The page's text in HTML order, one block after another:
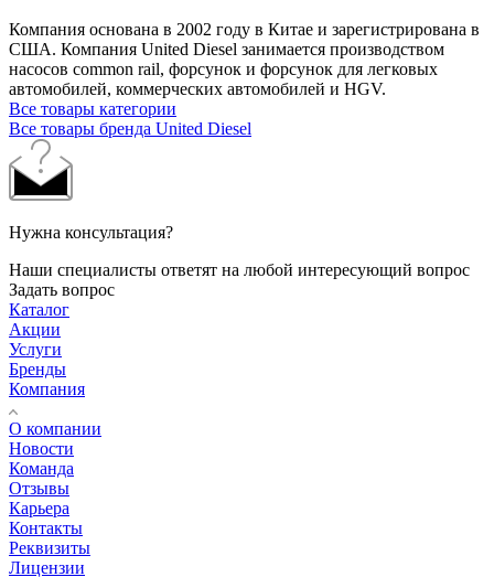
Компания основана в 2002 году в Китае и зарегистрирована в
США. Компания United Diesel занимается производством
насосов common rail, форсунок и форсунок для легковых
автомобилей, коммерческих автомобилей и HGV.
Все товары категории
Все товары бренда United Diesel
Нужна консультация?
Наши специалисты ответят на любой интересующий вопрос
Задать вопрос
Каталог
Акции
Услуги
Бренды
Компания
О компании
Новости
Команда
Отзывы
Карьера
Контакты
Реквизиты
Лицензии